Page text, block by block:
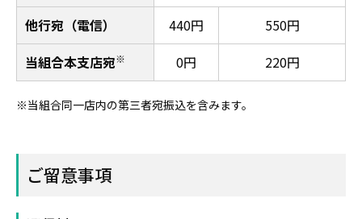
他行宛（電信） 440円
550円
当組合本支店宛※ 0円 220円
※当組合同一店内の第三者宛振込を含みます。
ご留意事項